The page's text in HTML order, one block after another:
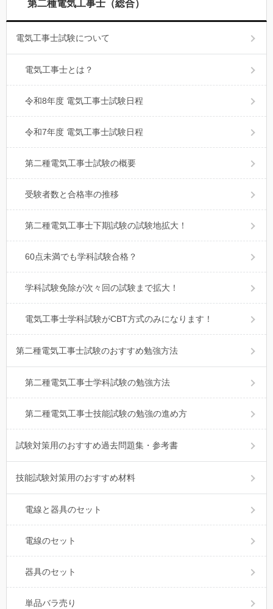
第二種電気工事士（総合）
電気工事士試験について
電気工事士とは？
令和8年度 電気工事士試験日程
令和7年度 電気工事士試験日程
第二種電気工事士試験の概要
受験者数と合格率の推移
第二種電気工事士下期試験の試験地拡大！
60点未満でも学科試験合格？
学科試験免除が次々回の試験まで拡大！
電気工事士学科試験がCBT方式のみになります！
第二種電気工事士試験のおすすめ勉強方法
第二種電気工事士学科試験の勉強方法
第二種電気工事士技能試験の勉強の進め方
試験対策用のおすすめ過去問題集・参考書
技能試験対策用のおすすめ材料
電線と器具のセット
電線のセット
器具のセット
単品バラ売り